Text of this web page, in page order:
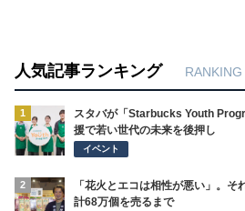
人気記事ランキング RANKING
1
スタバが「Starbucks Youth
援で若い世代の未来を後押し
イベント
2
「花火とエコは相性が悪い」。
計68万個を売るまで